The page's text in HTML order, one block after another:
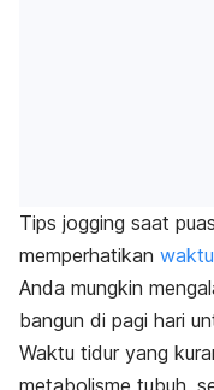
Tips jogging saat
memperhatikan
Anda mungkin
bangun di pagi hari
Waktu tidur yang
metabolisme tubuh,